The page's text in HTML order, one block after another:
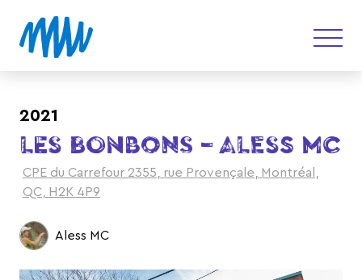
2021
LES BONBONS – ALESS MC
CPE du Carrefour 2355, rue Provençale, Montréal,
QC, H2K 4P9
Aless MC